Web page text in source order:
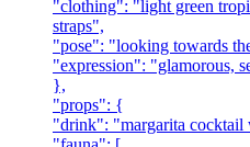
"clothing": "light green
straps",
"pose": "looking towards
"expression": "glamorous,
},
"props": {
"drink": "margarita cocktail